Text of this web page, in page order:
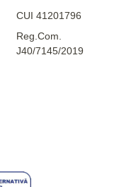
CUI 41201796
Reg.Com.
J40/7145/2019